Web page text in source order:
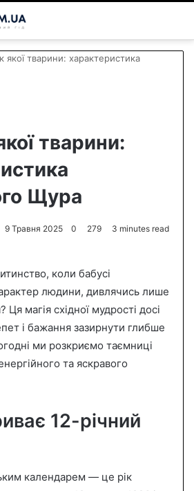
якої тварини: характеристика
тварини:
Щура
9 Травня 2025 0 279 3 minutes read
коли бабусі
людини, дивлячись лише
магія східної мудрості досі
і бажання зазирнути глибше
ми розкриємо таємниці
та яскравого
12-річний
календарем — це рік